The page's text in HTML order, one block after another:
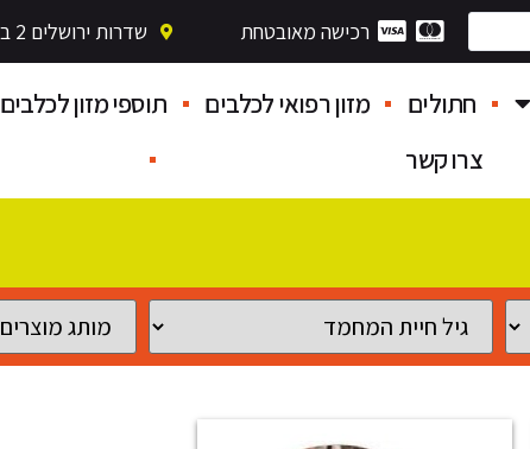
רכישה מאובטחת שדרות ירושלים 2 באר שבע
חתולים מזון רפואי לכלבים תוספי מזון לכלבים
צרו קשר